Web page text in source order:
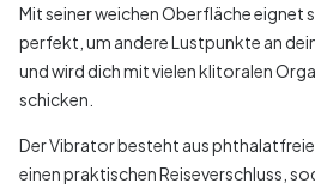
Mit seiner weichen Oberfläche eignet
perfekt, um andere Lustpunkte an
und wird dich mit vielen klitoralen
schicken.
Der Vibrator besteht aus
einen praktischen Reiseverschluss,